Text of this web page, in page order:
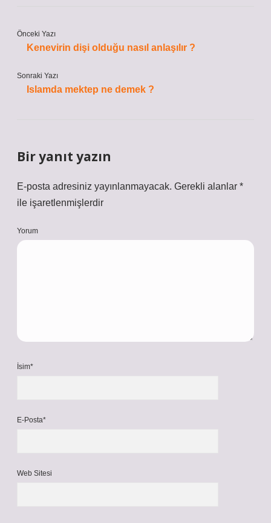
Önceki Yazı
Kenevirin dişi olduğu nasıl anlaşılır ?
Sonraki Yazı
Islamda mektep ne demek ?
Bir yanıt yazın
E-posta adresiniz yayınlanmayacak. Gerekli alanlar *
ile işaretlenmişlerdir
Yorum
İsim*
E-Posta*
Web Sitesi